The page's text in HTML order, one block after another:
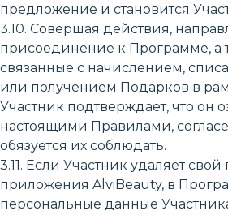
предложение и становится
3.10. Совершая действия,
присоединение к Программе, а
связанные с начислением,
или получением Подарков в
Участник подтверждает, что он
настоящими Правилами,
обязуется их соблюдать.
3.11. Если Участник удаляет
приложения AlviBeauty, в
персональные данные